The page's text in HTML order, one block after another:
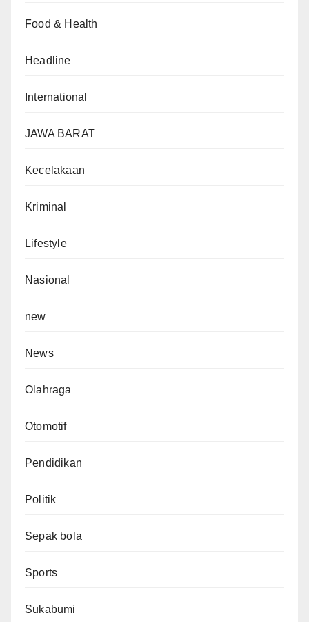
Food & Health
Headline
International
JAWA BARAT
Kecelakaan
Kriminal
Lifestyle
Nasional
new
News
Olahraga
Otomotif
Pendidikan
Politik
Sepak bola
Sports
Sukabumi